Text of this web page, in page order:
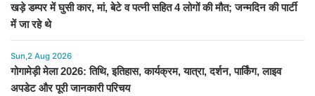
खड़े डम्पर में घुसी कार, मां, बेटे व पत्नी सहित 4 लोगों की मौत; जन्मदिन की पार्टी
में जा रहे थे
Sun,2 Aug 2026
गोगामेड़ी मेला 2026: तिथि, इतिहास, कार्यक्रम, यात्रा, दर्शन, पार्किंग, लाइव
अपडेट और पूरी जानकारी परिचय